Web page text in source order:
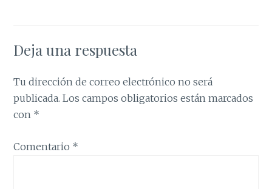
Deja una respuesta
Tu dirección de correo electrónico no será
publicada. Los campos obligatorios están marcados
con *
Comentario *